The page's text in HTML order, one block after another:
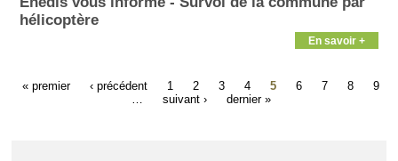
hélicoptère
En savoir +
« premier ‹ précédent 1 2 3 4 5 6 7 8
9
suivant › dernier »